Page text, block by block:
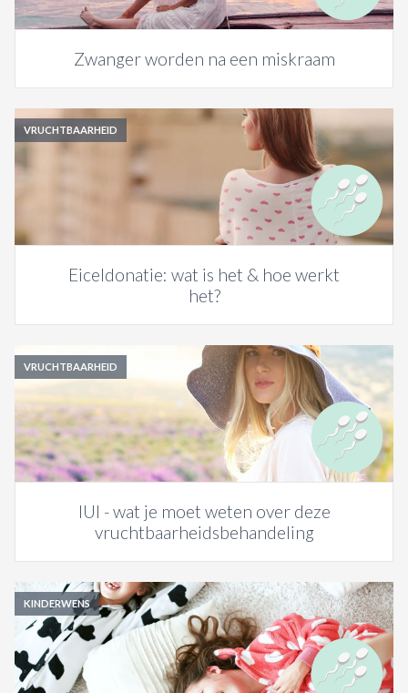
Zwanger worden na een miskraam
VRUCHTBAARHEID
Eiceldonatie: wat is het & hoe werkt
het?
VRUCHTBAARHEID
IUI - wat je moet weten over deze
vruchtbaarheidsbehandeling
KINDERWENS